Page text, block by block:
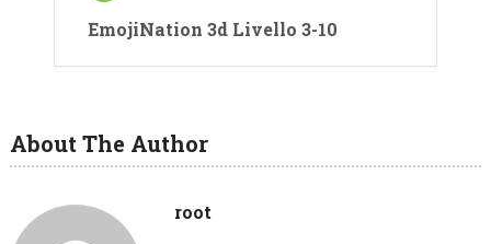
EmojiNation 3d Livello 3-10
About The Author
root